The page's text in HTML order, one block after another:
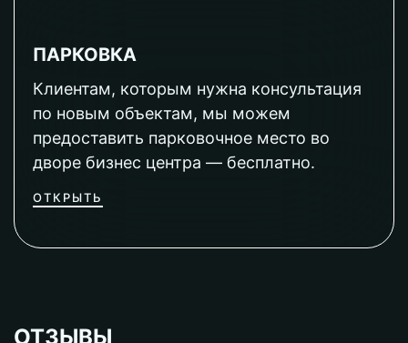
ПАРКОВКА
Клиентам, которым нужна консультация
по новым объектам, мы можем
предоставить парковочное место во
дворе бизнес центра — бесплатно.
ОТКРЫТЬ
ОТЗЫВЫ